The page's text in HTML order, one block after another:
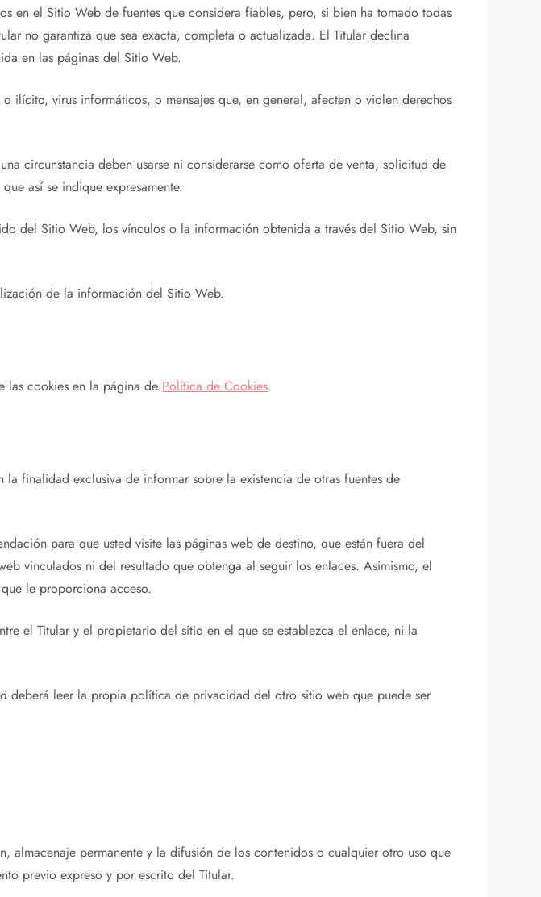
en el Sitio Web de fuentes que considera fiables, pero, si bien ha tomado todas
no garantiza que sea exacta, completa o actualizada. El Titular declina
en las páginas del Sitio Web.
virus informáticos, o mensajes que, en general, afecten o violen derechos
circunstancia deben usarse ni considerarse como oferta de venta, solicitud de
así se indique expresamente.
del Sitio Web, los vínculos o la información obtenida a través del Sitio Web, sin
de la información del Sitio Web.
las cookies en la página de Política de Cookies.
finalidad exclusiva de informar sobre la existencia de otras fuentes de
para que usted visite las páginas web de destino, que están fuera del
vinculados ni del resultado que obtenga al seguir los enlaces. Asimismo, el
le proporciona acceso.
el Titular y el propietario del sitio en el que se establezca el enlace, ni la
deberá leer la propia política de privacidad del otro sitio web que puede ser
almacenaje permanente y la difusión de los contenidos o cualquier otro uso que
previo expreso y por escrito del Titular.